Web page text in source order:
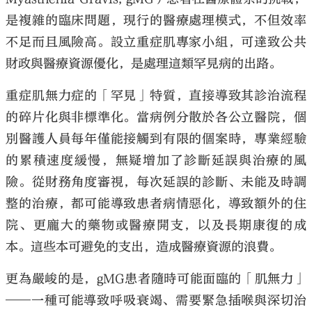
大公文匯
是複雜的臨床問題，現行的醫療處理模式，不但效率
不足而且風險高。設立重症肌專家小組，可達致公共
財政與醫療資源優化，是處理這類罕見病的出路。
重症肌無力症的「罕見」特質，直接導致其診治流程
的碎片化與非標準化。當病例分散於各公立醫院，個
別醫護人員每年僅能接觸到有限的個案時，專業經驗
的累積速度緩慢，無疑增加了診斷延誤與治療的風
險。從財務角度審視，每次延誤的診斷、未能及時調
整的治療，都可能導致患者病情惡化，導致額外的住
院、更龐大的藥物或醫療開支，以及長期康復的成
本。這些本可避免的支出，造成醫療資源的浪費。
更為嚴峻的是，gMG患者隨時可能面臨的「肌無力」
——一種可能導致呼吸衰竭、需要緊急插喉與深切治